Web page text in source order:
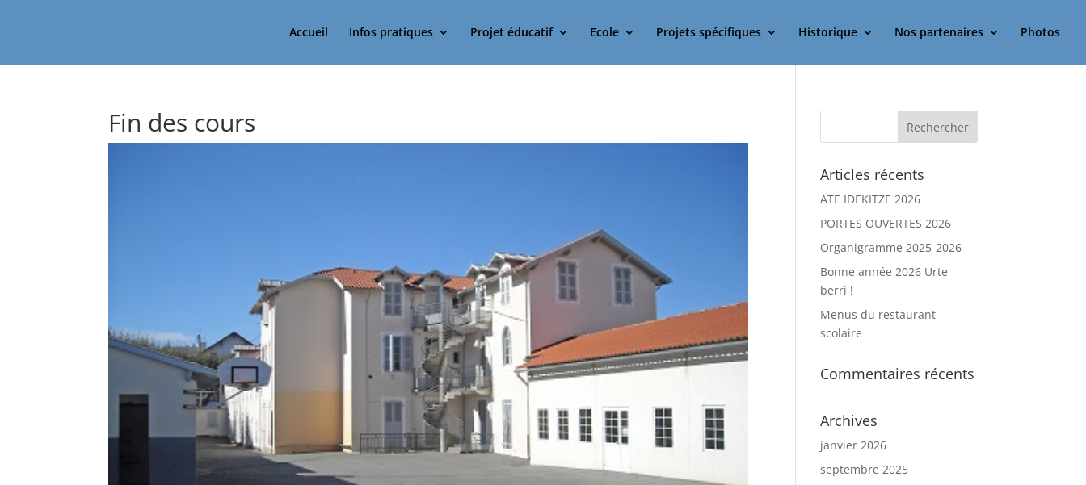
Accueil Infos pratiques Projet éducatif Ecole Projets spécifiques Historique Nos partenaires Photos
Fin des cours
Articles récents
ATE IDEKITZE 2026
PORTES OUVERTES 2026
Organigramme 2025-2026
Bonne année 2026 Urte
berri !
Menus du restaurant
scolaire
Commentaires récents
Archives
janvier 2026
septembre 2025